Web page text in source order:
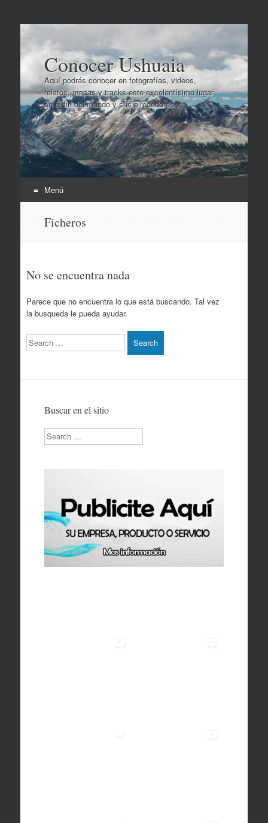
Conocer Ushuaia
Aquí podrás conocer en fotografías, videos,
relatos, mapas y tracks este excelentísimo lugar
en el fin del mundo y sus alrededores..
Menú
Ficheros
No se encuentra nada
Parece que no encuentra lo que está buscando. Tal vez
la busqueda le pueda ayudar.
Search
Buscar en el sitio
Search